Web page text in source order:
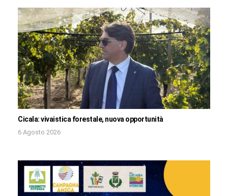
Cicala: vivaistica forestale, nuova opportunità
6 Agosto 2026